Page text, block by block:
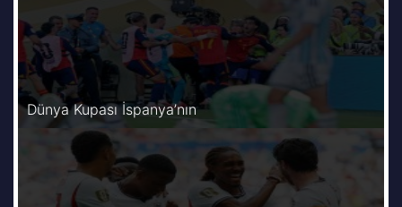
Dünya Kupası İspanya’nın